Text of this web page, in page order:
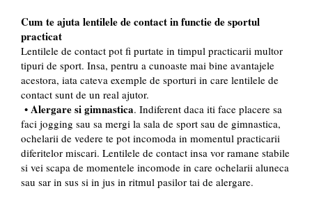
Cum te ajuta lentilele de contact in functie de sportul
practicat
Lentilele de contact pot fi purtate in timpul practicarii multor
tipuri de sport. Insa, pentru a cunoaste mai bine avantajele
acestora, iata cateva exemple de sporturi in care lentilele de
contact sunt de un real ajutor.
• Alergare si gimnastica. Indiferent daca iti face placere sa
faci jogging sau sa mergi la sala de sport sau de gimnastica,
ochelarii de vedere te pot incomoda in momentul practicarii
diferitelor miscari. Lentilele de contact insa vor ramane stabile
si vei scapa de momentele incomode in care ochelarii aluneca
sau sar in sus si in jus in ritmul pasilor tai de alergare.